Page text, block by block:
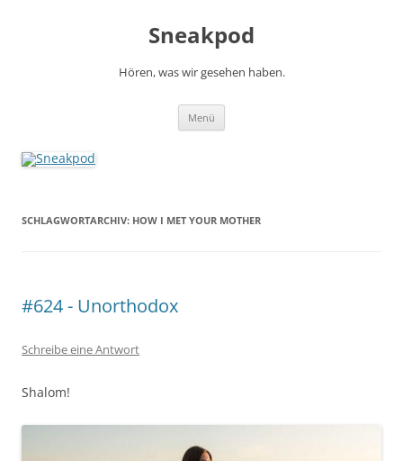
Sneakpod
Hören, was wir gesehen haben.
Menü
SCHLAGWORTARCHIV: HOW I MET YOUR MOTHER
#624 - Unorthodox
Schreibe eine Antwort
Shalom!